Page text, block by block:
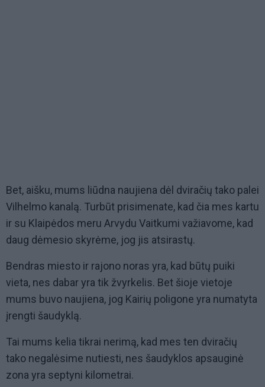
Bet, aišku, mums liūdna naujiena dėl dviračių tako palei
Vilhelmo kanalą. Turbūt prisimenate, kad čia mes kartu
ir su Klaipėdos meru Arvydu Vaitkumi važiavome, kad
daug dėmesio skyrėme, jog jis atsirastų.
Bendras miesto ir rajono noras yra, kad būtų puiki
vieta, nes dabar yra tik žvyrkelis. Bet šioje vietoje
mums buvo naujiena, jog Kairių poligone yra numatyta
įrengti šaudyklą.
Tai mums kelia tikrai nerimą, kad mes ten dviračių
tako negalėsime nutiesti, nes šaudyklos apsauginė
zona yra septyni kilometrai.